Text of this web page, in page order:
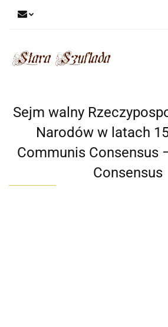
Sejm walny
Narodów w latach
Communis Consensus
Consensus